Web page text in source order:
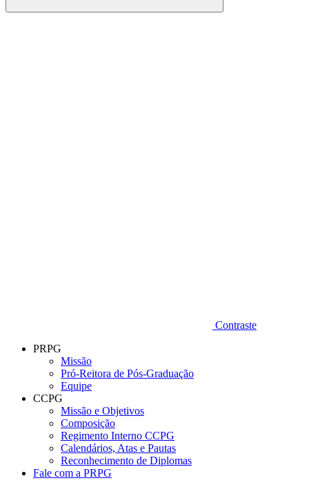
Buscar
Contraste
PRPG
Missão
Pró-Reitora de Pós-Graduação
Equipe
CCPG
Missão e Objetivos
Composição
Regimento Interno CCPG
Calendários, Atas e Pautas
Reconhecimento de Diplomas
Fale com a PRPG